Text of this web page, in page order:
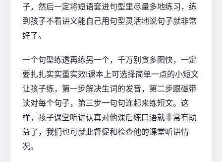
子，然后一定将短语套进句型里尽量多地练习，练
到孩子不看讲义能自己用句型灵活地说句子就非常
好了。
一个句型练透再练另一个，千万别贪多图快，一定
要扎扎实实重实效!课本上可选择简单一点的小短文
让孩子练，第一步解决生词的发音，第二步跟磁带
读对每个句子，第三步一句句连起来练短文。这
样，孩子课堂听讲认真对他课后练口语就非常有助
益了，我们也可就此督促和检查他的课堂听讲情
况。